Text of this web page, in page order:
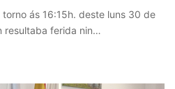
ás 16:15h. deste luns 30 de
resultaba ferida nin…